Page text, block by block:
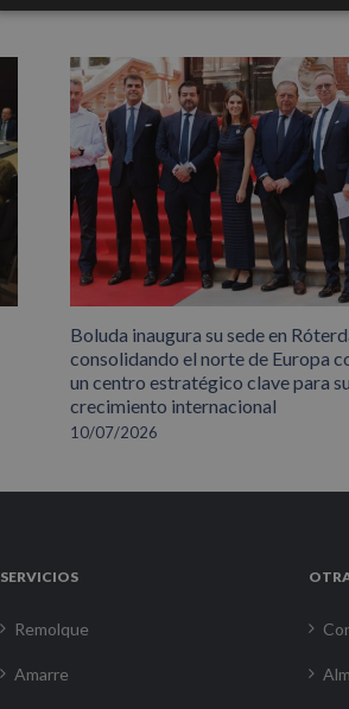
Boluda inaugura su sede en
consolidando el norte de Europa
un centro estratégico clave para su
crecimiento internacional
10/07/2026
SERVICIOS
Remolque
Amarre